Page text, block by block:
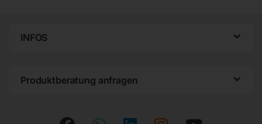
INFOS
Produktberatung anfragen